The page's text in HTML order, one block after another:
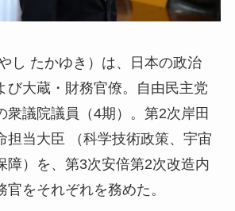
し たかゆき）は、日本の政治
び大蔵・財務官僚。自由民主党
衆議院議員（4期）。第2次岸田
担当大臣 （科学技術政策、宇宙
障）を、第3次安倍第2次改造内
官をそれぞれを務めた。